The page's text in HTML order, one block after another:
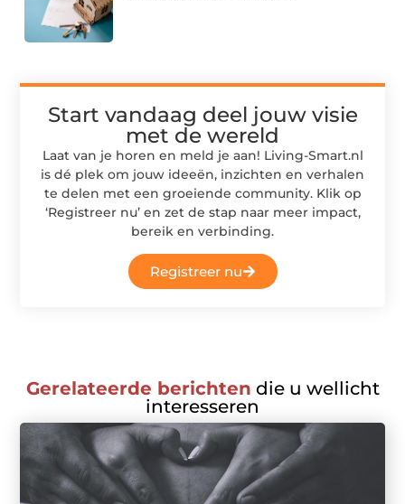
Start vandaag deel jouw visie
met de wereld
Laat van je horen en meld je aan! Living-Smart.nl
is dé plek om jouw ideeën, inzichten en verhalen
te delen met een groeiende community. Klik op
‘Registreer nu’ en zet de stap naar meer impact,
bereik en verbinding.
Registreer nu
Gerelateerde berichten die u wellicht
interesseren